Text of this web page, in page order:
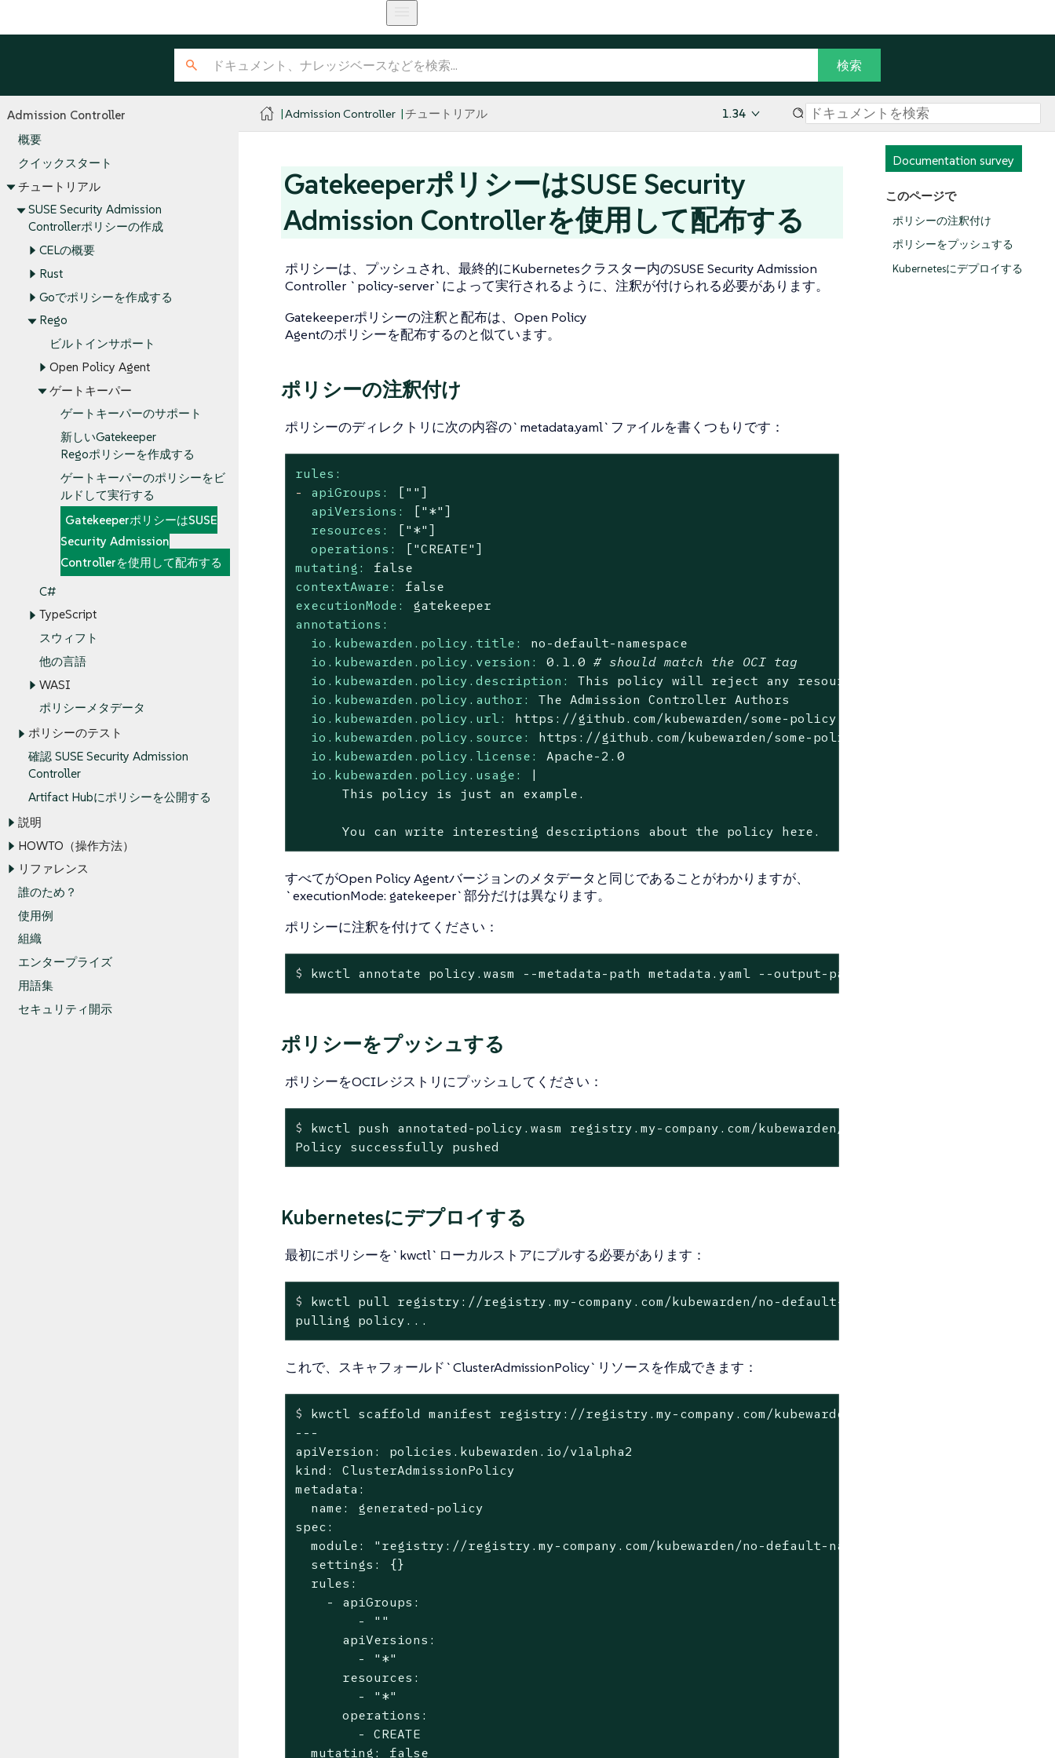
Admission Controller
概要
クイックスタート
チュートリアル
SUSE Security Admission
Controllerポリシーの作成
CELの概要
Rust
Goでポリシーを作成する
Rego
ビルトインサポート
Open Policy Agent
ゲートキーパー
ゲートキーパーのサポート
新しいGatekeeper
Regoポリシーを作成する
ゲートキーパーのポリシーをビ
ルドして実行する
GatekeeperポリシーはSUSE
Security Admission
Controllerを使用して配布する
C#
TypeScript
スウィフト
他の言語
WASI
ポリシーメタデータ
ポリシーのテスト
確認 SUSE Security Admission
Controller
Artifact Hubにポリシーを公開する
説明
HOWTO（操作方法）
リファレンス
誰のため？
使用例
組織
エンタープライズ
用語集
セキュリティ開示
Admission Controller チュートリアル 1.34
Documentation survey
このページで
ポリシーの注釈付け
ポリシーをプッシュする
Kubernetesにデプロイする
GatekeeperポリシーはSUSE Security
Admission Controllerを使用して配布する
ポリシーは、プッシュされ、最終的にKubernetesクラスター内のSUSE Security Admission
Controller `policy-server`によって実行されるように、注釈が付けられる必要があります。
Gatekeeperポリシーの注釈と配布は、Open Policy
Agentのポリシーを配布するのと似ています。
ポリシーの注釈付け
ポリシーのディレクトリに次の内容の`metadata.yaml`ファイルを書くつもりです：
rules:
-
apiGroups:
[""]
apiVersions:
["*"]
resources:
["*"]
operations:
["CREATE"]
mutating:
false
contextAware:
false
executionMode:
gatekeeper
annotations:
io.kubewarden.policy.title:
no -default-namespace
io.kubewarden.policy.version:
0.1 .0 # should match the OCI tag
io.kubewarden.policy.description:
This policy will reject any resource
io.kubewarden.policy.author:
The Admission Controller Authors
io.kubewarden.policy.url:
https://github.com/kubewarden/some-policy
io.kubewarden.policy.source:
https://github.com/kubewarden/some-policy
io.kubewarden.policy.license:
Apache-2.0
io.kubewarden.policy.usage:
|
You can write interesting descriptions about the policy here.
すべてがOpen Policy Agentバージョンのメタデータと同じであることがわかりますが、
`executionMode: gatekeeper`部分だけは異なります。
ポリシーに注釈を付けてください：
$ kwctl annotate policy.wasm --metadata-path metadata.yaml --output-path annotated-policy.wasm
ポリシーをプッシュする
ポリシーをOCIレジストリにプッシュしてください：
$
kwctl push annotated-policy.wasm registry.my-company.com/kubewarden/no-default-namespace-
Policy successfully pushed
Kubernetesにデプロイする
最初にポリシーを`kwctl`ローカルストアにプルする必要があります：
$
kwctl pull registry://registry.my-company.com/kubewarden/no-default-namespace-
pulling policy...
これで、スキャフォールド`ClusterAdmissionPolicy`リソースを作成できます：
$
kwctl scaffold manifest registry://registry.my-company.com/kubewarden/no-default-namespace-
---
apiVersion: policies.kubewarden.io/v1alpha2
kind: ClusterAdmissionPolicy
metadata:
  name: generated-policy
spec:
  module: "registry://registry.my-company.com/kubewarden/no-default-namespace-gatekeeper:v0.0.1"
  settings: {}
  rules:
    - apiGroups:
        - ""
      apiVersions:
        - "*"
      resources:
        - "*"
      operations:
        - CREATE
  mutating: false